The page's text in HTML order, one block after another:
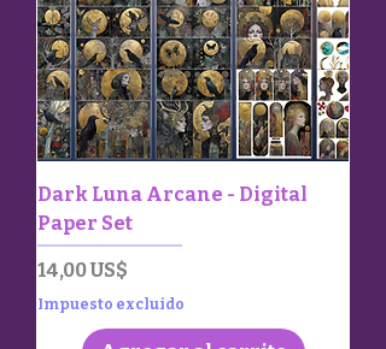
Dark Luna Arcane - Digital
Paper Set
Precio
14,00 US$
Impuesto excluido